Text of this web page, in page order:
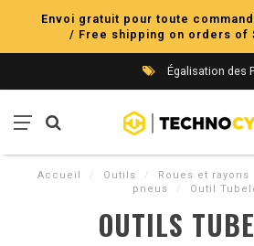
Envoi gratuit pour toute
/ Free shipping on orders of
Égalisation des
Accueil / Outils / Roues et rayons
pneus
/ Outil
OUTILS